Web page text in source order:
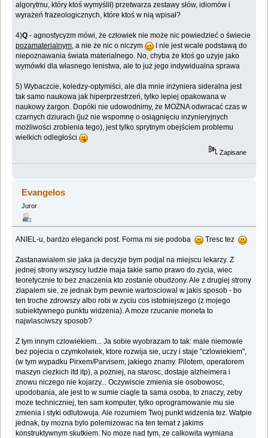
algorytmu, który ktoś wymyślił) przetwarza zestawy słów, idiomów i
wyrażeń frazeologicznych, które ktoś w nią wpisał?
4)Q - agnostycyzm mówi, że człowiek nie może nic powiedzieć o świecie
pozamaterialnym, a nie że nic o niczym
I nie jest wcale podstawą do
niepoznawania świata materialnego. No, chyba że ktoś go użyje jako
wymówki dla własnego lenistwa, ale to już jego indywidualna sprawa
5) Wybaczcie, koledzy-optymiści, ale dla mnie inżyniera sideralna jest
tak samo naukowa jak hiperprzestrzeń, tylko lepiej opakowana w
naukowy żargon. Dopóki nie udowodnimy, że MOŻNA odwracać czas w
czarnych dziurach (już nie wspomnę o osiągnięciu inżynieryjnych
możliwości zrobienia tego), jest tylko sprytnym obejściem problemu
wielkich odległości
Zapisane
Evangelos
Juror
ANIEL-u, bardzo elegancki post. Forma mi sie podoba Tresc tez
Zastanawialem sie jaka ja decyzje bym podjal na miejscu lekarzy. Z
jednej strony wszyscy ludzie maja takie samo prawo do zycia, wiec
teoretycznie to bez znaczenia kto zostanie obudzony. Ale z drugiej strony
zlapalem sie, ze jednak bym pewnie wartosciowal w jakis sposob - bo
ten troche zdrowszy albo robi w zyciu cos istotniejszego (z mojego
subiektywnego punktu widzenia). A moze rzucanie moneta to
najwlasciwszy sposob?
Z tym innym czlowiekiem... Ja sobie wyobrazam to tak: male niemowle
bez pojecia o czymkolwiek, ktore rozwija sie, uczy i staje "czlowiekiem",
(w tym wypadku Pirxem/Parvisem, jakiego znamy. Pilotem, operatorem
maszyn ciezkich itd itp), a pozniej, na starosc, dostaje alzheimera i
znowu niczego nie kojarzy... Oczywiscie zmienia sie osobowosc,
upodobania, ale jest to w sumie ciagle ta sama osoba, to znaczy, zeby
moze techniczniej, ten sam komputer, tylko oprogramowanie mu sie
zmienia i styki odlutowuja. Ale rozumiem Twoj punkt widzenia tez. Watpie
jednak, by mozna bylo polemizowac na ten temat z jakims
konstruktywnym skutkiem. No moze nad tym, ze calkowita wymiana